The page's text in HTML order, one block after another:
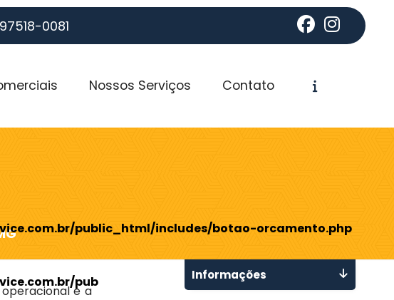
0081
Nossos Serviços Contato
public_html/includes/botao-orcamento.php
public_html/includes/botao-orcamento.php
e a
Informações